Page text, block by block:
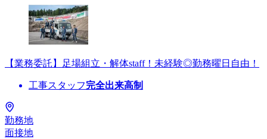
【業務委託】足場組立・解体staff！未経験◎勤務曜日自由！
工事スタッフ完全出来高制
勤務地
面接地